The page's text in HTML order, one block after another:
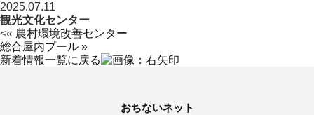
2025.07.11
観光文化センター
<« 農村環境改善センター
総合屋内プール »
新着情報一覧に戻る
おちないネット